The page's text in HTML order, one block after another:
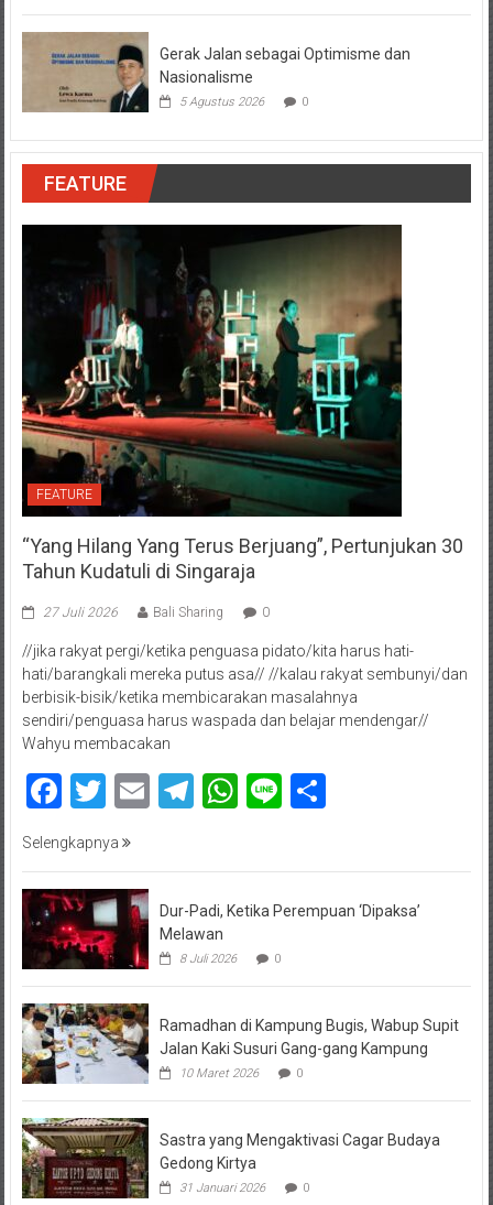
Gerak Jalan sebagai Optimisme dan
Nasionalisme
5 Agustus 2026 0
FEATURE
FEATURE
“Yang Hilang Yang Terus Berjuang”, Pertunjukan 30
Tahun Kudatuli di Singaraja
27 Juli 2026 Bali Sharing 0
//jika rakyat pergi/ketika penguasa pidato/kita harus hati-
hati/barangkali mereka putus asa// //kalau rakyat sembunyi/dan
berbisik-bisik/ketika membicarakan masalahnya
sendiri/penguasa harus waspada dan belajar mendengar//
Wahyu membacakan
Facebook
Twitter
EmailTelegram
WhatsApp
Line
Selengkapnya
Dur-Padi, Ketika Perempuan ‘Dipaksa’
Melawan
8 Juli 2026 0
Ramadhan di Kampung Bugis, Wabup Supit
Jalan Kaki Susuri Gang-gang Kampung
10 Maret 2026 0
Sastra yang Mengaktivasi Cagar Budaya
Gedong Kirtya
31 Januari 2026 0